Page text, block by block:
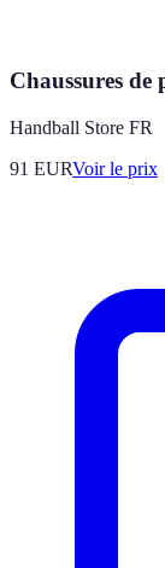
Chaussures
Handball Store FR
91 EURVoir le prix